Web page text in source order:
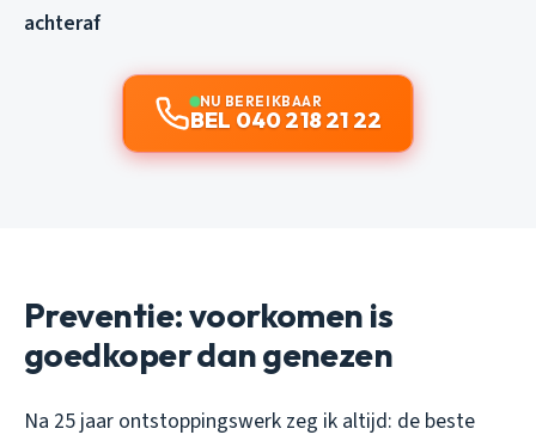
achteraf
NU BEREIKBAAR
BEL 040 218 21 22
Preventie: voorkomen is
goedkoper dan genezen
Na 25 jaar ontstoppingswerk zeg ik altijd: de beste